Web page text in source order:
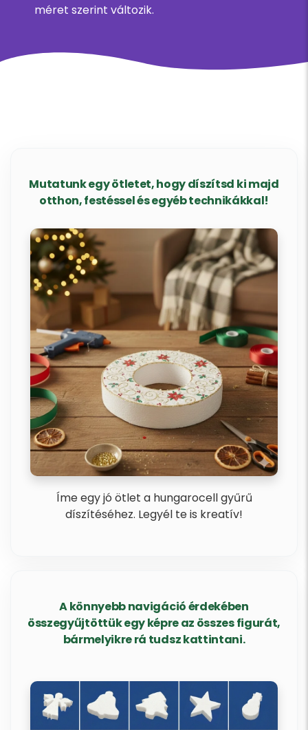
méret szerint változik.
Mutatunk egy ötletet, hogy díszítsd ki majd
otthon, festéssel és egyéb technikákkal!
Íme egy jó ötlet a hungarocell gyűrű
díszítéséhez. Legyél te is kreatív!
A könnyebb navigáció érdekében
összegyűjtöttük egy képre az összes figurát,
bármelyikre rá tudsz kattintani.